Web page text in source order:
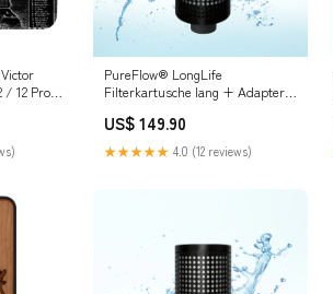
/ 12 Pro
PureFlow® LongLife
Filterkartusche lang + Adapter
E10
US$ 149.90
★★★★★ 4.0 (12 reviews)